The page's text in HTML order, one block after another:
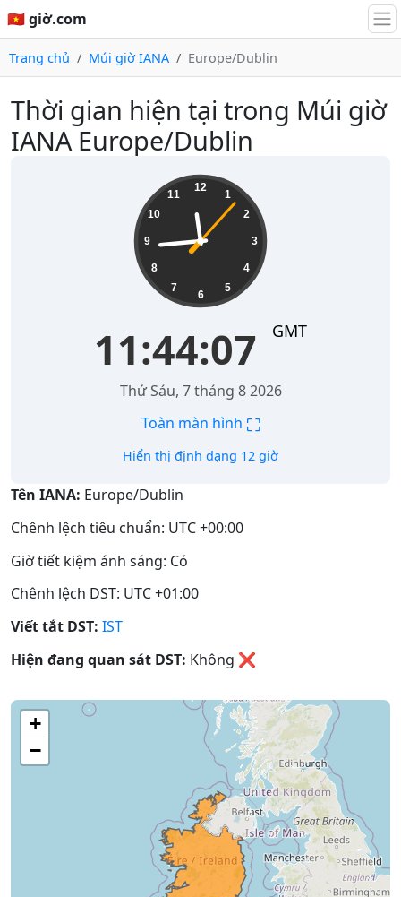
🇻🇳 giờ.com
Trang chủ Múi giờ IANA Europe/Dublin
Thời gian hiện tại trong Múi giờ
IANA Europe/Dublin
12
1
2
3
4
5
6
7
8
9
10
11
11:44:08 GMT
Thứ Sáu, 7 tháng 8 2026
Toàn màn hình ⛶
Hiển thị định dạng 12 giờ
Tên IANA: Europe/Dublin
Chênh lệch tiêu chuẩn: UTC +00:00
Giờ tiết kiệm ánh sáng: Có
Chênh lệch DST: UTC +01:00
Viết tắt DST: IST
Hiện đang quan sát DST: Không ❌
+
−